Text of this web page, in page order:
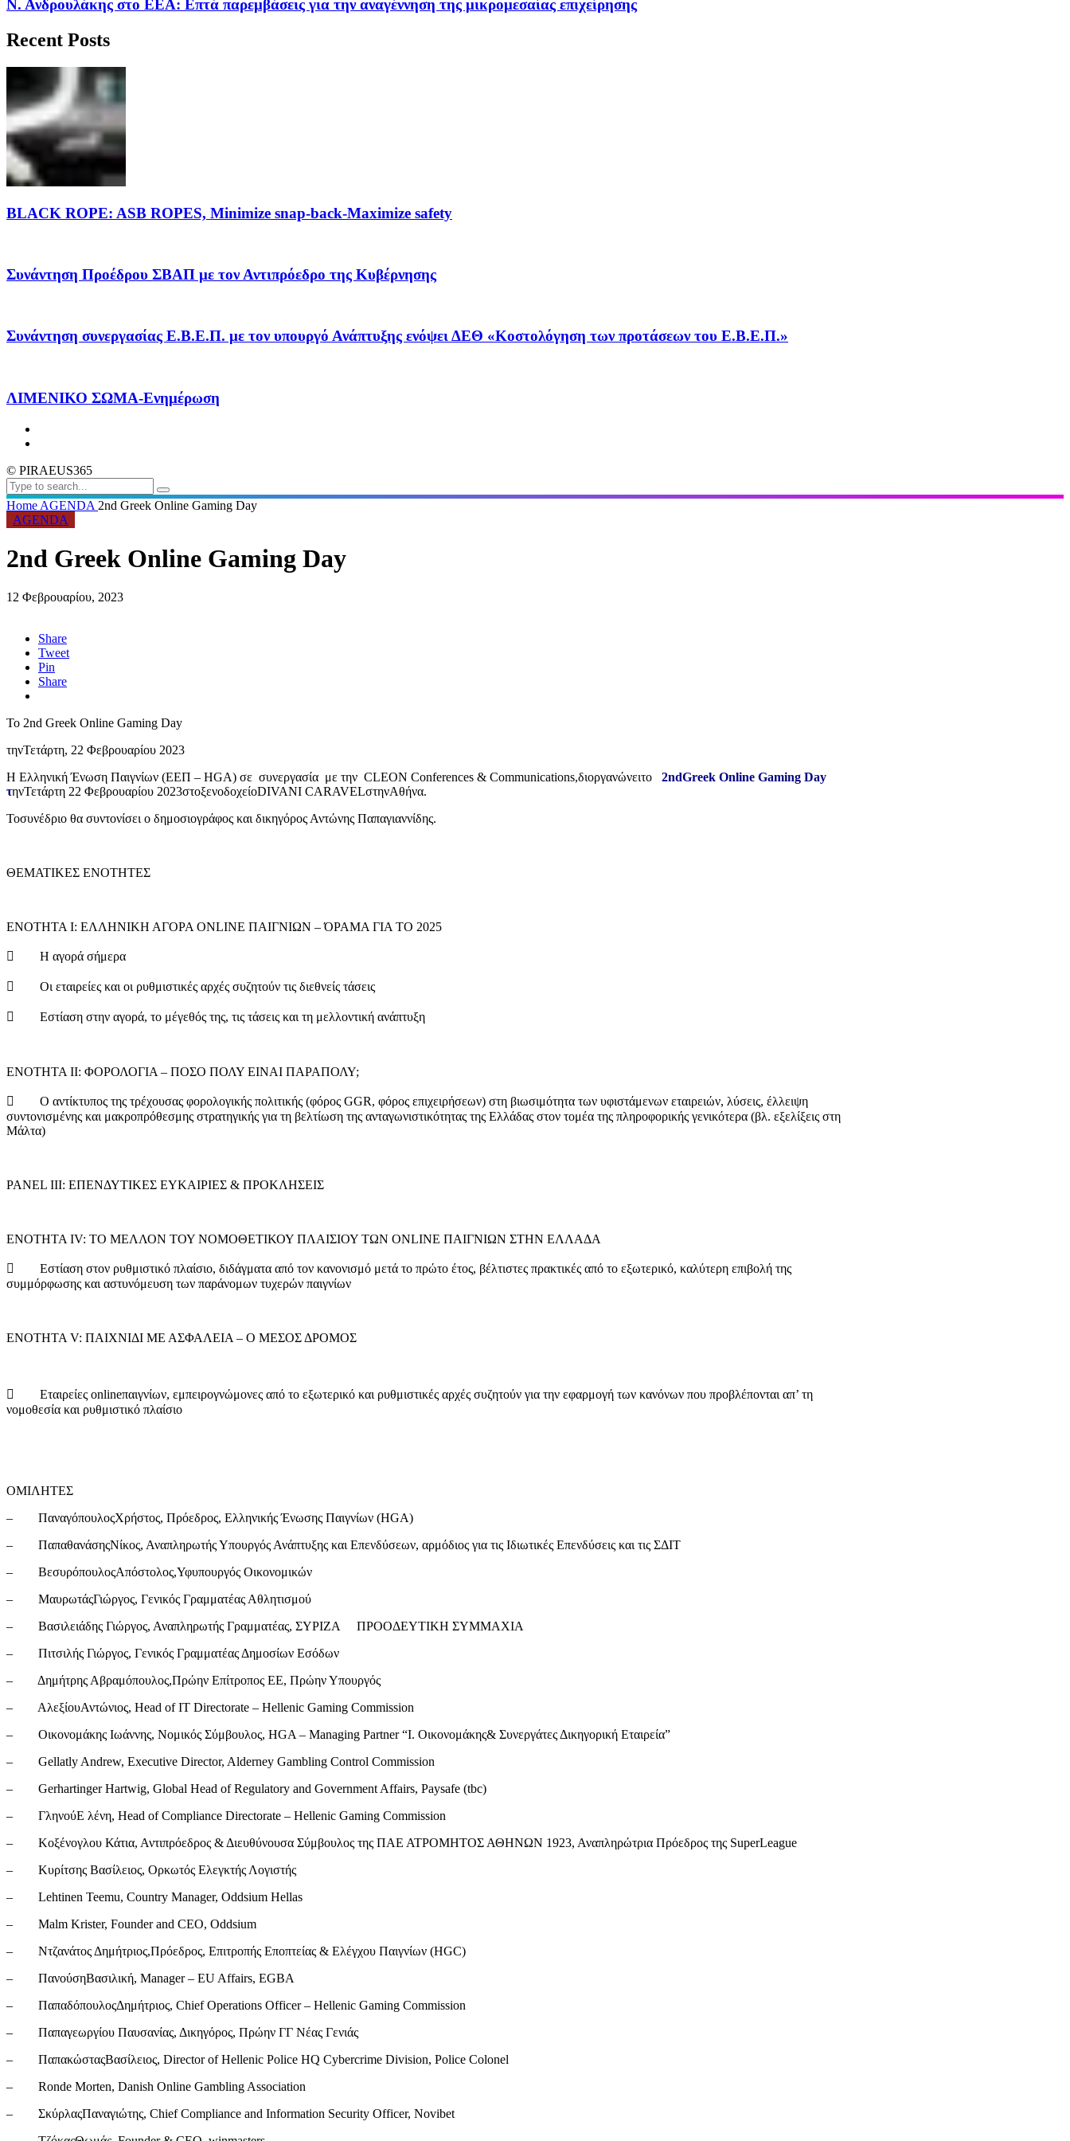
Ν. Ανδρουλάκης στο ΕΕΑ: Επτά παρεμβάσεις για την αναγέννηση της μικρομεσαίας επιχείρησης
Recent Posts
BLACK ROPE: ASB ROPES, Minimize snap-back-Maximize safety
Συνάντηση Προέδρου ΣΒΑΠ με τον Αντιπρόεδρο της Κυβέρνησης
Συνάντηση συνεργασίας Ε.Β.Ε.Π. με τον υπουργό Ανάπτυξης ενόψει ΔΕΘ «Κοστολόγηση των προτάσεων του Ε.Β.Ε.Π.»
ΛΙΜΕΝΙΚΟ ΣΩΜΑ-Ενημέρωση
© PIRAEUS365
Home AGENDA 2nd Greek Online Gaming Day
AGENDA
2nd Greek Online Gaming Day
12 Φεβρουαρίου, 2023
Share
Tweet
Pin
Share
To 2nd Greek Online Gaming Day
τηνΤετάρτη, 22 Φεβρουαρίου 2023
Η Ελληνική Ένωση Παιγνίων (ΕΕΠ – HGA) σε συνεργασία με την CLEON Conferences & Communications,διοργανώνειτο
2ndGreek Online Gaming Day
τηνΤετάρτη 22 Φεβρουαρίου 2023στοξενοδοχείοDIVANI CARAVELστηνΑθήνα.
Τοσυνέδριο θα συντονίσει ο δημοσιογράφος και δικηγόρος Αντώνης Παπαγιαννίδης.
ΘΕΜΑΤΙΚΕΣ ΕΝΟΤΗΤΕΣ
ENOTHTA Ι: ΕΛΛΗΝΙΚΗ ΑΓΟΡΑ ONLINE ΠΑΙΓΝΙΩΝ – ΌΡΑΜΑ ΓΙΑ ΤΟ 2025
 Η αγορά σήμερα
 Οι εταιρείες και οι ρυθμιστικές αρχές συζητούν τις διεθνείς τάσεις
 Εστίαση στην αγορά, το μέγεθός της, τις τάσεις και τη μελλοντική ανάπτυξη
ΕΝΟΤΗΤΑ II: ΦΟΡΟΛΟΓΙΑ – ΠΟΣΟ ΠΟΛΥ ΕΙΝΑΙ ΠΑΡΑΠΟΛΥ;
 Ο αντίκτυπος της τρέχουσας φορολογικής πολιτικής (φόρος GGR, φόρος επιχειρήσεων) στη βιωσιμότητα των υφιστάμενων εταιρειών, λύσεις, έλλειψη
συντονισμένης και μακροπρόθεσμης στρατηγικής για τη βελτίωση της ανταγωνιστικότητας της Ελλάδας στον τομέα της πληροφορικής γενικότερα (βλ. εξελίξεις στη
Μάλτα)
PANEL III: ΕΠΕΝΔΥΤΙΚΕΣ ΕΥΚΑΙΡΙΕΣ & ΠΡΟΚΛΗΣΕΙΣ
ΕΝΟΤΗΤΑ IV: ΤΟ ΜΕΛΛΟΝ ΤΟΥ ΝΟΜΟΘΕΤΙΚΟΥ ΠΛΑΙΣΙΟΥ ΤΩΝ ONLINE ΠΑΙΓΝΙΩΝ ΣΤΗΝ ΕΛΛΑΔΑ
 Εστίαση στον ρυθμιστικό πλαίσιο, διδάγματα από τον κανονισμό μετά το πρώτο έτος, βέλτιστες πρακτικές από το εξωτερικό, καλύτερη επιβολή της
συμμόρφωσης και αστυνόμευση των παράνομων τυχερών παιγνίων
ΕΝΟΤΗΤΑ V: ΠΑΙΧΝΙΔΙ ΜΕ ΑΣΦΑΛΕΙΑ – Ο ΜΕΣΟΣ ΔΡΟΜΟΣ
 Εταιρείες onlineπαιγνίων, εμπειρογνώμονες από το εξωτερικό και ρυθμιστικές αρχές συζητούν για την εφαρμογή των κανόνων που προβλέπονται απ’ τη
νομοθεσία και ρυθμιστικό πλαίσιο
ΟΜΙΛΗΤΕΣ
– ΠαναγόπουλοςΧρήστος, Πρόεδρος, Ελληνικής Ένωσης Παιγνίων (HGA)
– ΠαπαθανάσηςΝίκος, Αναπληρωτής Υπουργός Ανάπτυξης και Επενδύσεων, αρμόδιος για τις Ιδιωτικές Επενδύσεις και τις ΣΔΙΤ
– ΒεσυρόπουλοςΑπόστολος,Υφυπουργός Οικονομικών
– ΜαυρωτάςΓιώργος, Γενικός Γραμματέας Αθλητισμού
– Βασιλειάδης Γιώργος, Αναπληρωτής Γραμματέας, ΣΥΡΙΖΑ ΠΡΟΟΔΕΥΤΙΚΗ ΣΥΜΜΑΧΙΑ
– Πιτσιλής Γιώργος, Γενικός Γραμματέας Δημοσίων Εσόδων
– Δημήτρης Αβραμόπουλος,Πρώην Επίτροπος ΕΕ, Πρώην Υπουργός
– ΑλεξίουΑντώνιος, Head of IT Directorate – Hellenic Gaming Commission
– Οικονομάκης Ιωάννης, Νομικός Σύμβουλος, HGA – Managing Partner “Ι. Οικονομάκης& Συνεργάτες Δικηγορική Εταιρεία”
– Gellatly Andrew, Executive Director, Alderney Gambling Control Commission
– Gerhartinger Hartwig, Global Head of Regulatory and Government Affairs, Paysafe (tbc)
– ΓληνούΕ λένη, Head of Compliance Directorate – Hellenic Gaming Commission
– Κοξένογλου Κάτια, Αντιπρόεδρος & Διευθύνουσα Σύμβουλος της ΠΑΕ ΑΤΡΟΜΗΤΟΣ ΑΘΗΝΩΝ 1923, Αναπληρώτρια Πρόεδρος της SuperLeague
– Κυρίτσης Βασίλειος, Ορκωτός Ελεγκτής Λογιστής
– Lehtinen Teemu, Country Manager, Oddsium Hellas
– Malm Krister, Founder and CEO, Oddsium
– Ντζανάτος Δημήτριος,Πρόεδρος, Επιτροπής Εποπτείας & Ελέγχου Παιγνίων (HGC)
– ΠανούσηΒασιλική, Manager – EU Affairs, EGBA
– ΠαπαδόπουλοςΔημήτριος, Chief Operations Officer – Hellenic Gaming Commission
– Παπαγεωργίου Παυσανίας, Δικηγόρος, Πρώην ΓΓ Νέας Γενιάς
– ΠαπακώσταςΒασίλειος, Director of Hellenic Police HQ Cybercrime Division, Police Colonel
– Ronde Morten, Danish Online Gambling Association
– ΣκύρλαςΠαναγιώτης, Chief Compliance and Information Security Officer, Novibet